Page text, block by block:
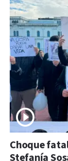
Choque
Stefanía